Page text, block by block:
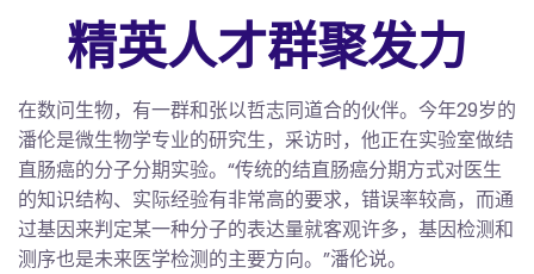
精英人才群聚发力
在数问生物，有一群和张以哲志同道合的伙伴。今年29岁的
潘伦是微生物学专业的研究生，采访时，他正在实验室做结
直肠癌的分子分期实验。“传统的结直肠癌分期方式对医生
的知识结构、实际经验有非常高的要求，错误率较高，而通
过基因来判定某一种分子的表达量就客观许多，基因检测和
测序也是未来医学检测的主要方向。”潘伦说。